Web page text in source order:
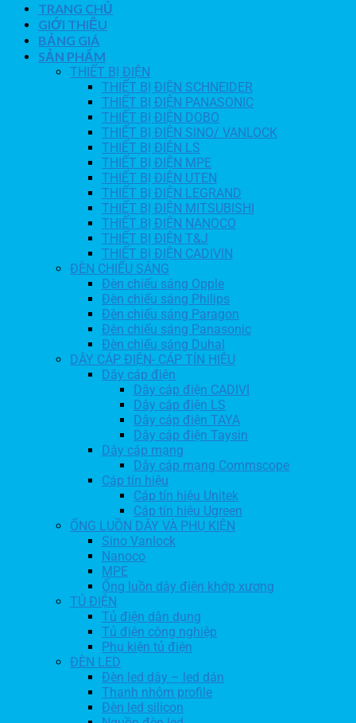
TRANG CHỦ
GIỚI THIỆU
BẢNG GIÁ
SẢN PHẨM
THIẾT BỊ ĐIỆN
THIẾT BỊ ĐIỆN SCHNEIDER
THIẾT BỊ ĐIỆN PANASONIC
THIẾT BỊ ĐIỆN DOBO
THIẾT BỊ ĐIỆN SINO/ VANLOCK
THIẾT BỊ ĐIỆN LS
THIẾT BỊ ĐIỆN MPE
THIẾT BỊ ĐIỆN UTEN
THIẾT BỊ ĐIỆN LEGRAND
THIẾT BỊ ĐIỆN MITSUBISHI
THIẾT BỊ ĐIỆN NANOCO
THIẾT BỊ ĐIỆN T&J
THIẾT BỊ ĐIỆN CADIVIN
ĐÈN CHIẾU SÁNG
Đèn chiếu sáng Opple
Đèn chiếu sáng Philips
Đèn chiếu sáng Paragon
Đèn chiếu sáng Panasonic
Đèn chiếu sáng Duhal
DÂY CÁP ĐIỆN- CÁP TÍN HIỆU
Dây cáp điện
Dây cáp điện CADIVI
Dây cáp điện LS
Dây cáp điện TAYA
Dây cáp điện Taysin
Dây cáp mạng
Dây cáp mạng Commscope
Cáp tín hiệu
Cáp tín hiệu Unitek
Cáp tín hiệu Ugreen
ỐNG LUỒN DÂY VÀ PHỤ KIỆN
Sino Vanlock
Nanoco
MPE
Ống luồn dây điện khớp xương
TỦ ĐIỆN
Tủ điện dân dụng
Tủ điện công nghiệp
Phụ kiện tủ điện
ĐÈN LED
Đèn led dây – led dán
Thanh nhôm profile
Đèn led silicon